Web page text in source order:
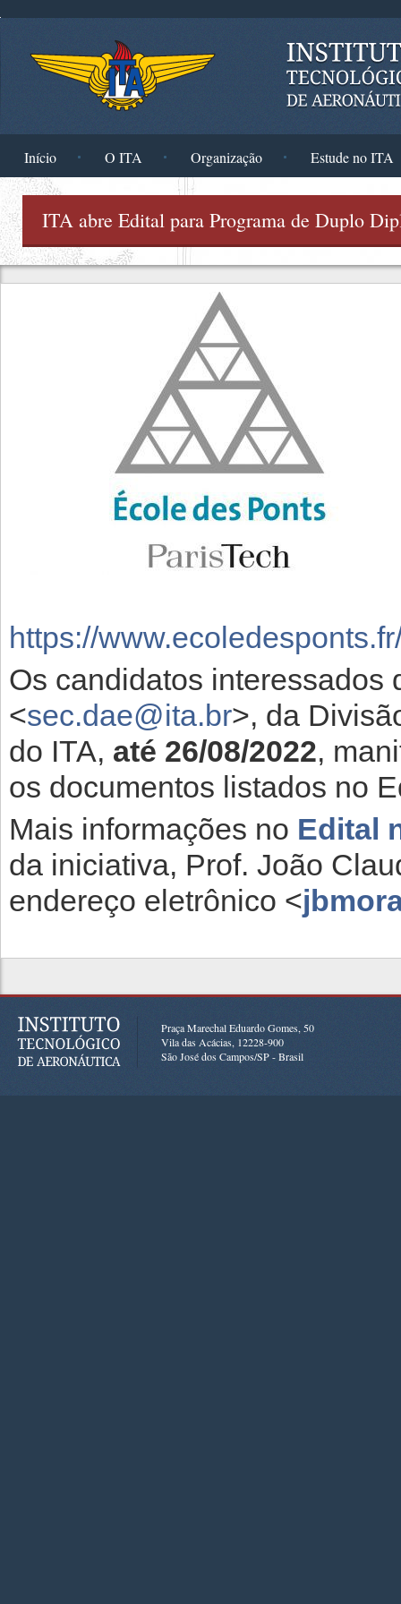
Início O ITA Organização Estude no ITA
ITA abre Edital para Programa de Duplo
https://
Os candidatos interessados
<sec.dae@ita.br>, da
do ITA, até 26/08/2022,
os documentos listados no
Mais informações no Edital
da iniciativa, Prof. João
endereço eletrônico <
Praça Marechal Eduardo Gomes, 50
Vila das Acácias, 12228-900
São José dos Campos/SP - Brasil